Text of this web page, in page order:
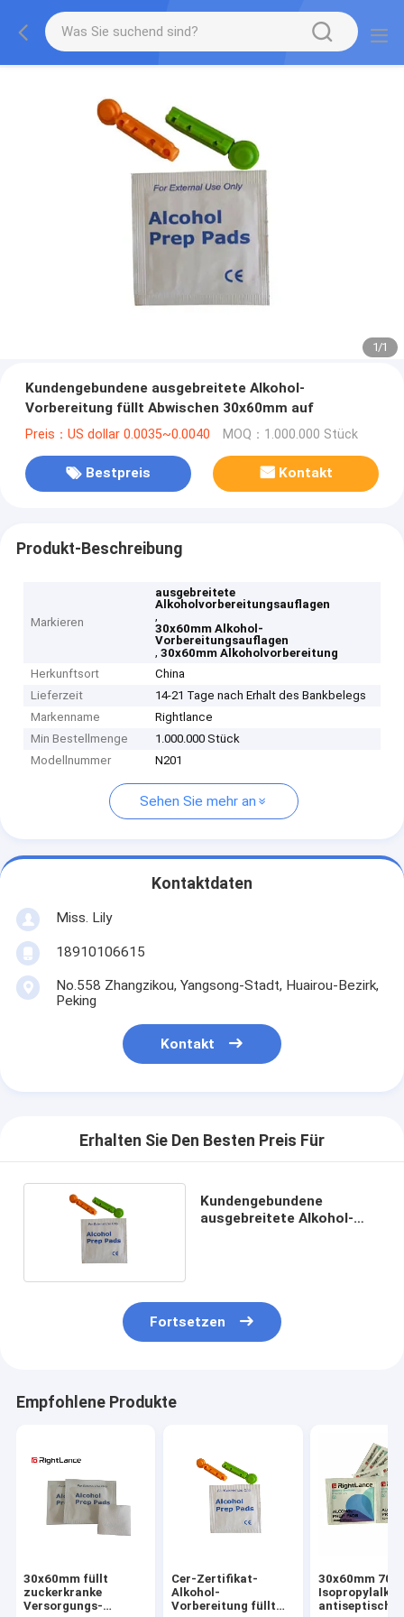
1/1
Kundengebundene ausgebreitete Alkohol-
Vorbereitung füllt Abwischen 30x60mm auf
Preis：US dollar 0.0035~0.0040 MOQ：1.000.000 Stück
Bestpreis Kontakt
Produkt-Beschreibung
Markieren
ausgebreitete
Alkoholvorbereitungsauflagen
,
30x60mm Alkohol-
Vorbereitungsauflagen
,30x60mm Alkoholvorbereitung
Herkunftsort
China
Lieferzeit
14-21 Tage nach Erhalt des Bankbelegs
Markenname
Rightlance
Min Bestellmenge
1.000.000 Stück
Modellnummer
N201
Sehen Sie mehr an
Kontaktdaten
Miss. Lily
18910106615
No.558 Zhangzikou, Yangsong-Stadt, Huairou-Bezirk,
Peking
Kontakt
Erhalten Sie Den Besten Preis Für
Kundengebundene
ausgebreitete Alkohol-
Fortsetzen
Empfohlene Produkte
30x60mm füllt
zuckerkranke
Versorgungs-
Cer-Zertifikat-
Alkohol-
Vorbereitung füllt
30x60mm 70%
antiseptische